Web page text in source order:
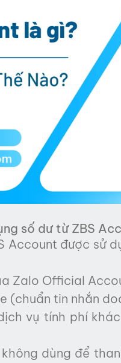
số dư từ ZBS
Account được sử
Zalo Official
(chuẩn tin nhắn
vụ tính phí
dùng để